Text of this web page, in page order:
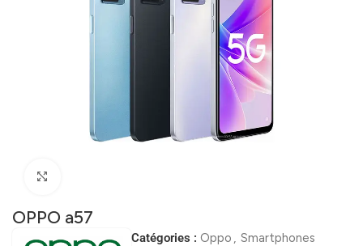
OPPO a57
Catégories : Oppo , Smartphones